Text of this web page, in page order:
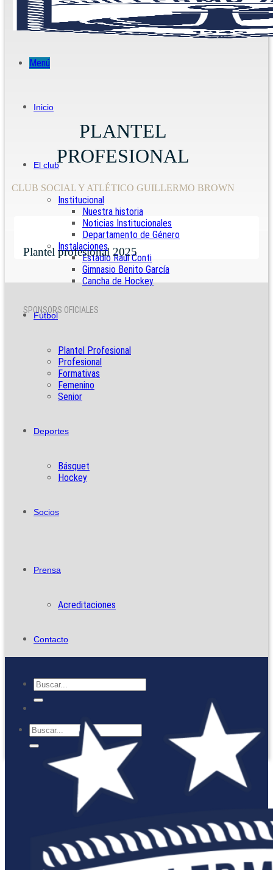
Menú
Inicio
El club
Institucional
Nuestra historia
Noticias Institucionales
Departamento de Género
Instalaciones
Estadio Raúl Conti
Gimnasio Benito García
Cancha de Hockey
Fútbol
Plantel Profesional
Profesional
Formativas
Femenino
Senior
Deportes
Básquet
Hockey
Socios
Prensa
Acreditaciones
Contacto
PLANTEL
PROFESIONAL
CLUB SOCIAL Y ATLÉTICO GUILLERMO BROWN
Plantel profesional 2025
SPONSORS OFICIALES